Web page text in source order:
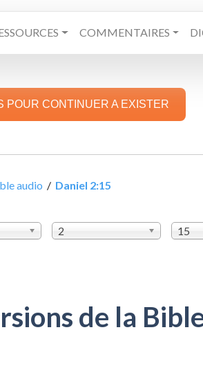
COMMENTAIRES
POUR CONTINUER A EXISTER
audio / Daniel 2:15
2 15
de la